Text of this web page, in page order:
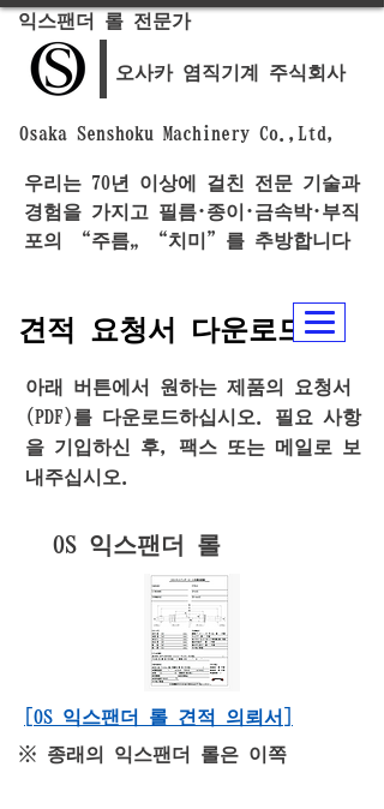
Osaka Senshoku Machinery Co.,Ltd,
익스팬더 롤 전문가
오사카 염직기계 주식회사
우리는 70년 이상에 걸친 전문 기술과
경험을 가지고 필름·종이·금속박·부직
포의 “주름„ “치미”를 추방합니다
견적 요청서 다운로드
아래 버튼에서 원하는 제품의 요청서
(PDF)를 다운로드하십시오. 필요 사항
을 기입하신 후, 팩스 또는 메일로 보
내주십시오.
OS 익스팬더 롤
[OS 익스팬더 롤 견적 의뢰서]
※ 종래의 익스팬더 롤은 이쪽